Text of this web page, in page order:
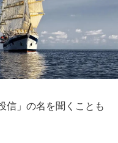
信」の名を聞くことも